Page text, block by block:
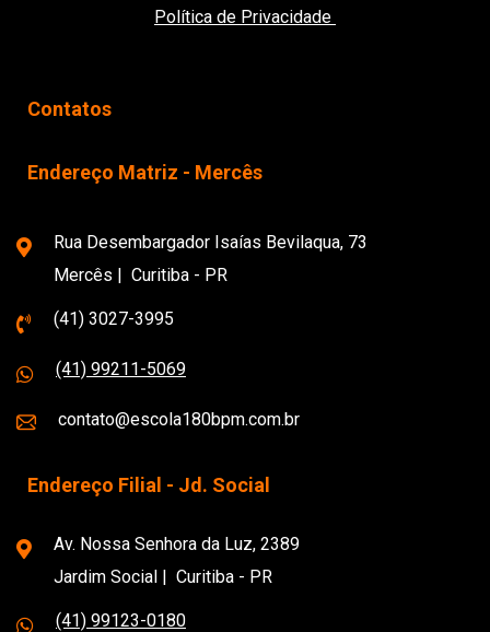
Política de Privacidade
Contatos
Endereço Matriz - Mercês
Rua Desembargador Isaías Bevilaqua, 73
Mercês | Curitiba - PR
(41) 3027-3995
(41) 99211-5069
contato@escola180bpm.com.br
Endereço Filial - Jd. Social
Av. Nossa Senhora da Luz, 2389
Jardim Social | Curitiba - PR
(41) 99123-0180